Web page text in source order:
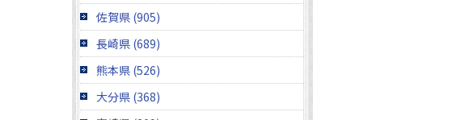
佐賀県 (905)
長崎県 (689)
熊本県 (526)
大分県 (368)